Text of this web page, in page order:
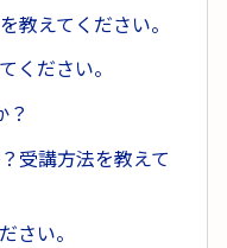
教えてください。
ください。
？
受講方法を教えて
さい。